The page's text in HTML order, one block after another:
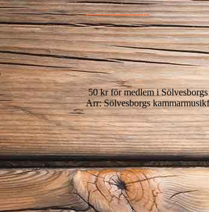
---------------------
50 kr för medlem i
Arr: Sölvesborgs